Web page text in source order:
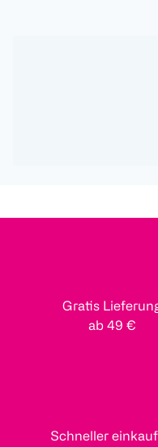
Gratis
ab 49 €
Schneller